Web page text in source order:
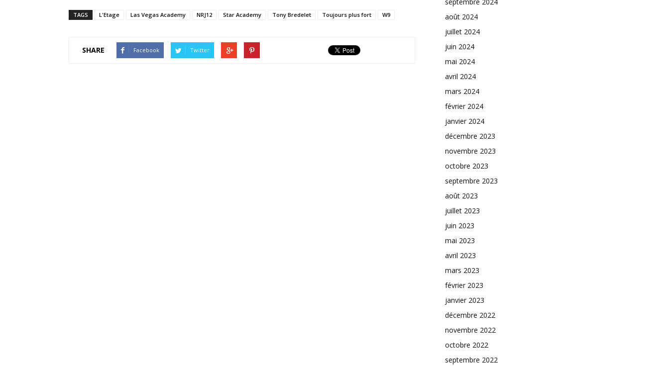
TAGS L'Etage Las Vegas Academy NRJ12 Star Academy Tony Bredelet Toujours plus fort W9
SHARE Facebook Twitter
août 2024
juillet 2024
juin 2024
mai 2024
avril 2024
mars 2024
février 2024
janvier 2024
décembre 2023
novembre 2023
octobre 2023
septembre 2023
août 2023
juillet 2023
juin 2023
mai 2023
avril 2023
mars 2023
février 2023
janvier 2023
décembre 2022
novembre 2022
octobre 2022
septembre 2022